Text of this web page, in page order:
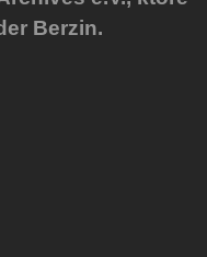
Berzin.